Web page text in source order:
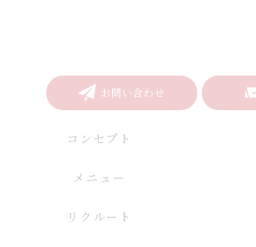
お問い合わせ
コンセプト
メニュー
リクルート